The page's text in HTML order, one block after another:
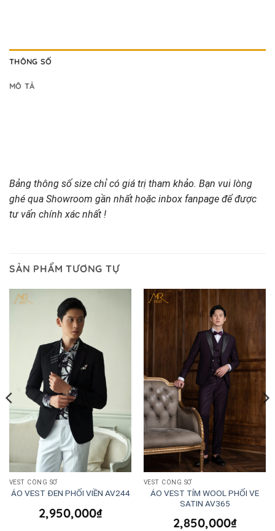
THÔNG SỐ
MÔ TẢ
Bảng thông số size chỉ có giá trị tham khảo. Bạn vui lòng
ghé qua Showroom gần nhất hoặc inbox fanpage để được
tư vấn chính xác nhất !
SẢN PHẨM TƯƠNG TỰ
VEST CÔNG SỞ
ÁO VEST ĐEN PHỐI VIỀN AV244
2,950,000₫
VEST CÔNG SỞ
ÁO VEST TÍM WOOL PHỐI VE
SATIN AV365
2,850,000₫